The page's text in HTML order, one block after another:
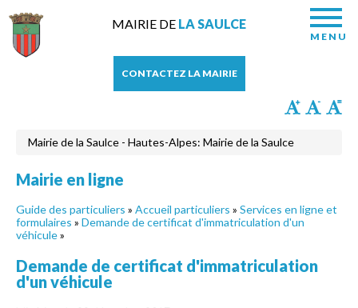
MAIRIE DE LA SAULCE
MENU
CONTACTEZ LA MAIRIE
Mairie de la Saulce - Hautes-Alpes: Mairie de la Saulce
Mairie en ligne
Guide des particuliers » Accueil particuliers » Services en ligne et
formulaires » Demande de certificat d'immatriculation d'un
véhicule»
Demande de certificat d'immatriculation
d'un véhicule